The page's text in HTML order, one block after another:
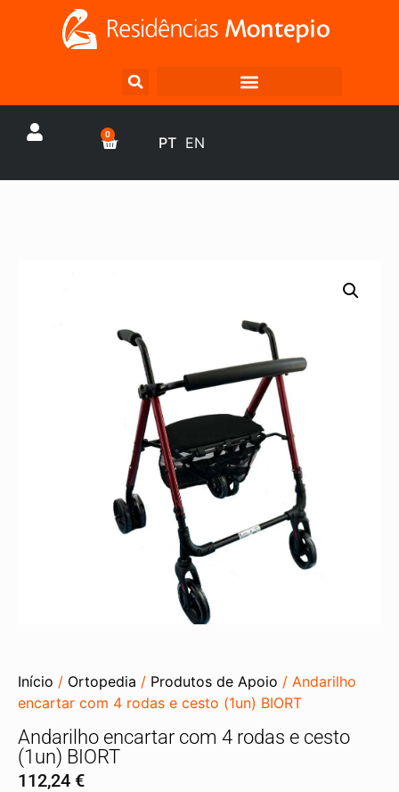
0 PT EN
Início / Ortopedia / Produtos de Apoio / Andarilho
encartar com 4 rodas e cesto (1un) BIORT
Andarilho encartar com 4 rodas e cesto
(1un) BIORT
112,24 €